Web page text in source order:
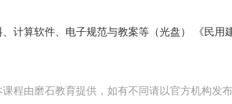
计算软件、电子规范与教案等（光盘） 《民用
课程由磨石教育提供，如有不同请以官方机构发布